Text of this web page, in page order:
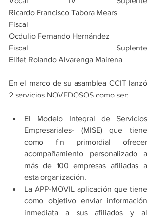
Ricardo Francisco Tabora Mears
Fiscal
Ocdulio Fernando Hernández
Fiscal Suplente
Elifet Rolando Alvarenga Mairena
En el marco de su asamblea CCIT lanzó
2 servicios NOVEDOSOS como ser:
El Modelo Integral de Servicios
Empresariales- (MISE) que tiene
como fin primordial ofrecer
acompañamiento personalizado a
más de 100 empresas afiliadas a
esta organización.
La APP-MOVIL aplicación que tiene
como objetivo enviar información
inmediata a sus afiliados y al